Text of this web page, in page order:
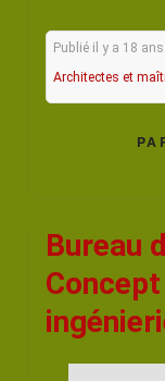
Publié il y a 18 ans
Architectes et
Bureau